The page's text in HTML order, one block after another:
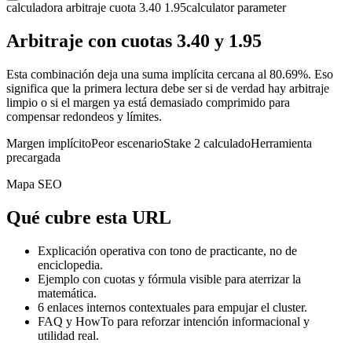
calculadora arbitraje cuota 3.40 1.95calculator parameter
Arbitraje con cuotas 3.40 y 1.95
Esta combinación deja una suma implícita cercana al 80.69%. Eso
significa que la primera lectura debe ser si de verdad hay arbitraje
limpio o si el margen ya está demasiado comprimido para
compensar redondeos y límites.
Margen implícitoPeor escenarioStake 2 calculadoHerramienta
precargada
Mapa SEO
Qué cubre esta URL
Explicación operativa con tono de practicante, no de
enciclopedia.
Ejemplo con cuotas y fórmula visible para aterrizar la
matemática.
6 enlaces internos contextuales para empujar el cluster.
FAQ y HowTo para reforzar intención informacional y
utilidad real.